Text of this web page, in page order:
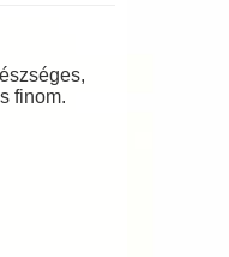
finom.